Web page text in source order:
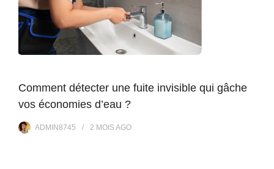
Comment détecter une fuite invisible qui gâche
vos économies d’eau ?
ADMIN8745 2 MOISAGO